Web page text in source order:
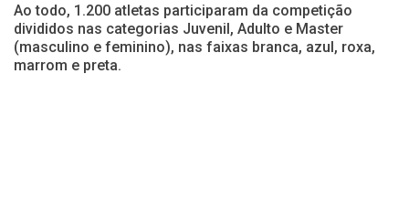
Ao todo, 1.200 atletas participaram da competição
divididos nas categorias Juvenil, Adulto e Master
(masculino e feminino), nas faixas branca, azul, roxa,
marrom e preta.